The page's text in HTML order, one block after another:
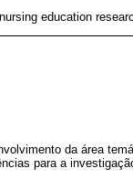
education
da área
para a